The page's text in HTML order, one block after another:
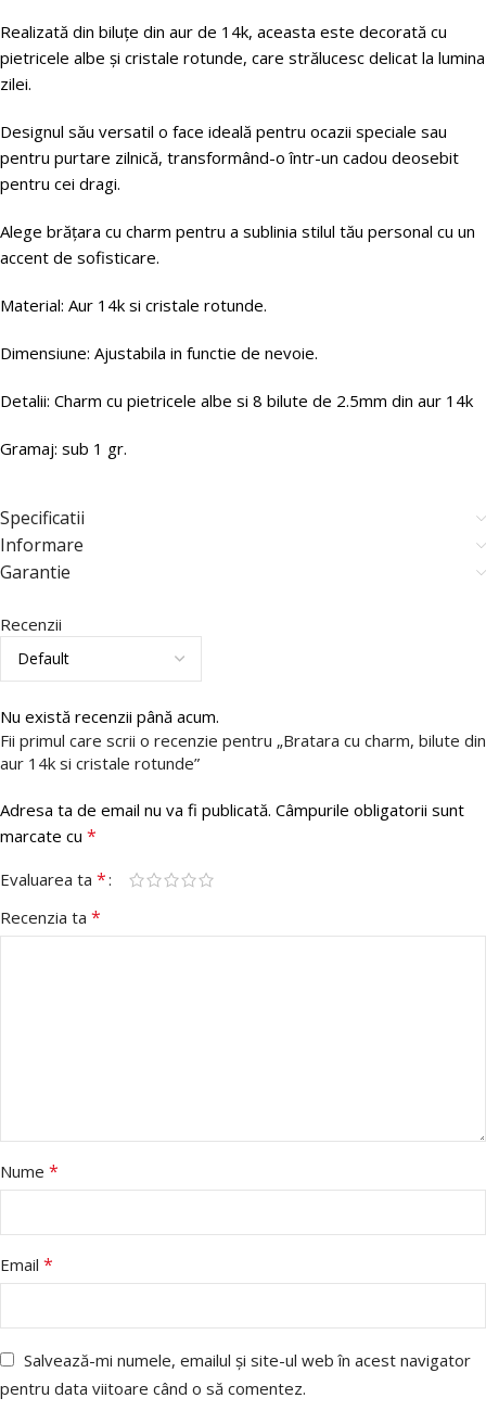
Realizată din biluțe din aur de 14k, aceasta este decorată cu
pietricele albe și cristale rotunde, care strălucesc delicat la lumina
zilei.
Designul său versatil o face ideală pentru ocazii speciale sau
pentru purtare zilnică, transformând-o într-un cadou deosebit
pentru cei dragi.
Alege brățara cu charm pentru a sublinia stilul tău personal cu un
accent de sofisticare.
Material: Aur 14k si cristale rotunde.
Dimensiune: Ajustabila in functie de nevoie.
Detalii: Charm cu pietricele albe si 8 bilute de 2.5mm din aur 14k
Gramaj: sub 1 gr.
Specificatii
Informare
Garantie
Recenzii
Nu există recenzii până acum.
Fii primul care scrii o recenzie pentru „Bratara cu charm, bilute din
aur 14k si cristale rotunde”
Adresa ta de email nu va fi publicată. Câmpurile obligatorii sunt
marcate cu *
Evaluarea ta *
Recenzia ta *
Nume *
Email *
Salvează-mi numele, emailul și site-ul web în acest navigator
pentru data viitoare când o să comentez.